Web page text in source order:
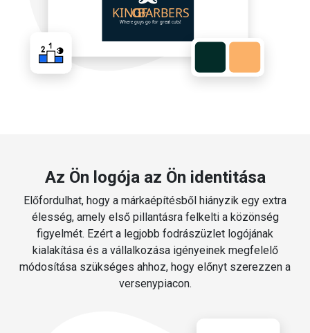
Az Ön logója az Ön identitása
Előfordulhat, hogy a márkaépítésből hiányzik egy extra
élesség, amely első pillantásra felkelti a közönség
figyelmét. Ezért a legjobb fodrászüzlet logójának
kialakítása és a vállalkozása igényeinek megfelelő
módosítása szükséges ahhoz, hogy előnyt szerezzen a
versenypiacon.